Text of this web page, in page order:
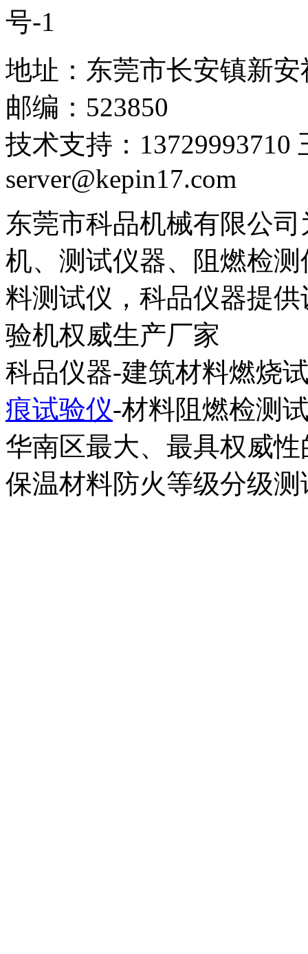
号-1
地址：东莞市长安镇新
邮编：523850
技术支持：13729993710
server@kepin17.com
东莞市科品机械有限公
机、测试仪器、阻燃检
料测试仪，科品仪器提
验机权威生产厂家
科品仪器-建筑材料燃烧
痕试验仪-材料阻燃检测
华南区最大、最具权威
保温材料防火等级分级